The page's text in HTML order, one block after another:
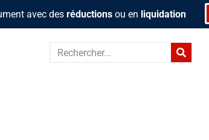
avec desréductions ou en liquidation
Rechercher